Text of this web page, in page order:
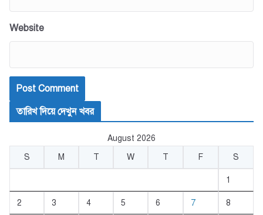
Website
তারিখ দিয়ে দেখুন খবর
August 2026
S
M T W T F S
1
2 3 4 5 6 7 8